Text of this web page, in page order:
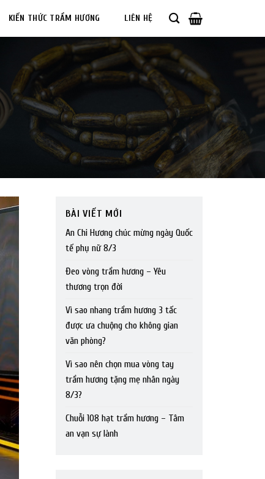
KIẾN THỨC TRẦM HƯƠNG LIÊN HỆ
BÀI VIẾT MỚI
An Chi Hương chúc mừng ngày Quốc
tế phụ nữ 8/3
Đeo vòng trầm hương – Yêu
thương trọn đời
Vì sao nhang trầm hương 3 tấc
được ưa chuộng cho không gian
văn phòng?
Vì sao nên chọn mua vòng tay
trầm hương tặng mẹ nhân ngày
8/3?
Chuỗi 108 hạt trầm hương – Tâm
an vạn sự lành